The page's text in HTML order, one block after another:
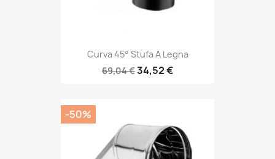
Curva 45° Stufa A Legna
69,04 €34,52 €
-50%